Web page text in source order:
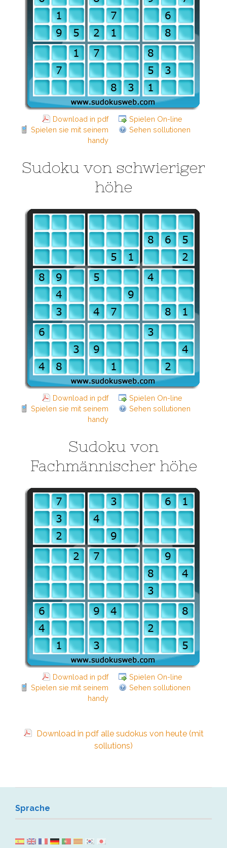
Download in pdf
Spielen On-line
Spielen sie mit seinem
handy
Sehen sollutionen
Sudoku von schwieriger
höhe
Download in pdf
Spielen On-line
Spielen sie mit seinem
handy
Sehen sollutionen
Sudoku von
Fachmännischer höhe
Download in pdf
Spielen On-line
Spielen sie mit seinem
handy
Sehen sollutionen
Download in pdf alle sudokus von heute (mit
sollutions)
Sprache